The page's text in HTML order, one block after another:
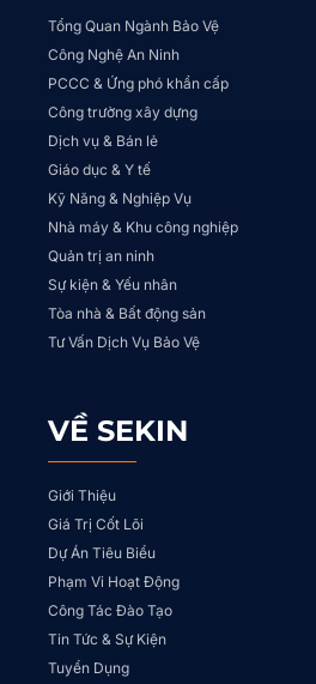
Tổng Quan Ngành Bảo Vệ
Công Nghệ An Ninh
PCCC & Ứng phó khẩn cấp
Công trường xây dựng
Dịch vụ & Bán lẻ
Giáo dục & Y tế
Kỹ Năng & Nghiệp Vụ
Nhà máy & Khu công nghiệp
Quản trị an ninh
Sự kiện & Yếu nhân
Tòa nhà & Bất động sản
Tư Vấn Dịch Vụ Bảo Vệ
VỀ SEKIN
Giới Thiệu
Giá Trị Cốt Lõi
Dự Án Tiêu Biểu
Phạm Vi Hoạt Động
Công Tác Đào Tạo
Tin Tức & Sự Kiện
Tuyển Dụng